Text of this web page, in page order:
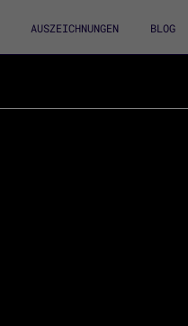
AUSZEICHNUNGEN BLOG